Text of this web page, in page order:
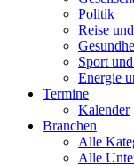
Politik
Reise
Sport
Energie
Termine
Kalender
Branchen
Alle
Alle